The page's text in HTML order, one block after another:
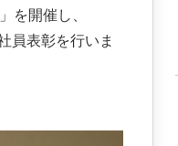
を開催し、
員表彰を行いま